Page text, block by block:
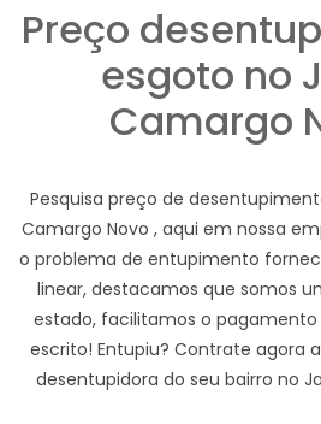
Preço
esgoto no
Camargo
Pesquisa preço de
Camargo Novo , aqui em nossa
o problema de entupimento
linear, destacamos que somos
estado, facilitamos o
escrito! Entupiu? Contrate agora
desentupidora do seu bairro no